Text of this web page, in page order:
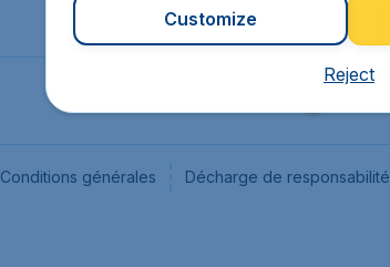
Conditions générales Décharge de responsabilité
Customize
Reject